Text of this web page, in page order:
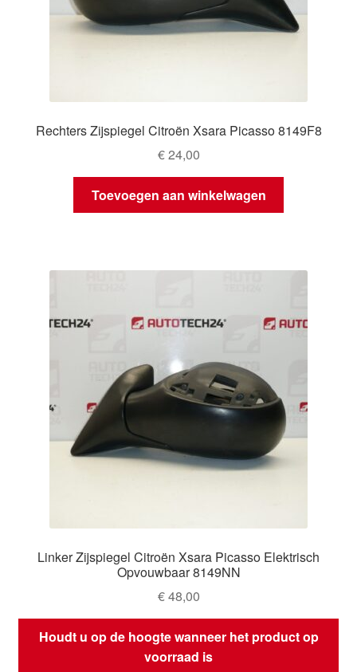
Rechters Zijspiegel Citroën Xsara Picasso 8149F8
€24,00
Toevoegen aan winkelwagen
Linker Zijspiegel Citroën Xsara Picasso Elektrisch
Opvouwbaar 8149NN
€48,00
Houdt u op de hoogte wanneer het product op
voorraad is